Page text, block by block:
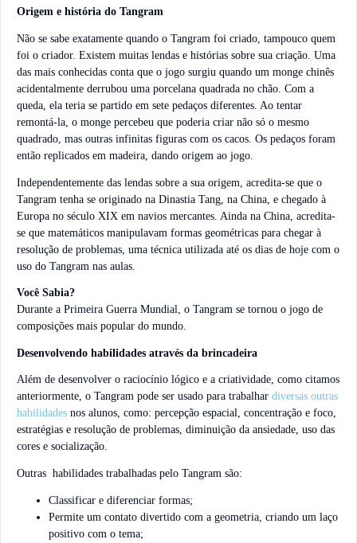
Origem e história do Tangram
Não se sabe exatamente quando o Tangram foi criado, tampouco quem
foi o criador. Existem muitas lendas e histórias sobre sua criação. Uma
das mais conhecidas conta que o jogo surgiu quando um monge chinês
acidentalmente derrubou uma porcelana quadrada no chão. Com a
queda, ela teria se partido em sete pedaços diferentes. Ao tentar
remontá-la, o monge percebeu que poderia criar não só o mesmo
quadrado, mas outras infinitas figuras com os cacos. Os pedaços foram
então replicados em madeira, dando origem ao jogo.
Independentemente das lendas sobre a sua origem, acredita-se que o
Tangram tenha se originado na Dinastia Tang, na China, e chegado à
Europa no século XIX em navios mercantes. Ainda na China, acredita-
se que matemáticos manipulavam formas geométricas para chegar à
resolução de problemas, uma técnica utilizada até os dias de hoje com o
uso do Tangram nas aulas.
Você Sabia?
Durante a Primeira Guerra Mundial, o Tangram se tornou o jogo de
composições mais popular do mundo.
Desenvolvendo habilidades através da brincadeira
Além de desenvolver o raciocínio lógico e a criatividade, como citamos
anteriormente, o Tangram pode ser usado para trabalhar diversas outras
habilidades nos alunos, como: percepção espacial, concentração e foco,
estratégias e resolução de problemas, diminuição da ansiedade, uso das
cores e socialização.
Outras habilidades trabalhadas pelo Tangram são:
Classificar e diferenciar formas;
Permite um contato divertido com a geometria, criando um laço
positivo com o tema;